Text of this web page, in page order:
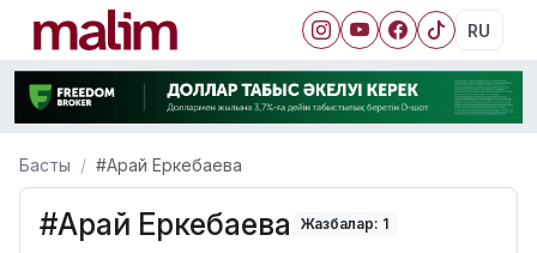
RU
Басты #Арай Еркебаева
#Арай Еркебаева Жазбалар: 1